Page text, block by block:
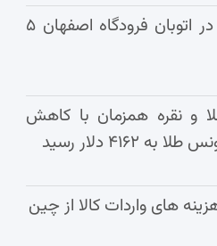
تصادف پیکان با عابران در اتوبان فرودگاه اصفهان ۵
نقره همزمان با کاهش
دلار رسید
های واردات کالا از چین